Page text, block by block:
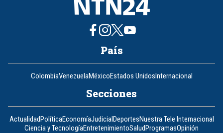
País
ColombiaVenezuelaMéxicoEstados UnidosInternacional
Secciones
ActualidadPolíticaEconomíaJudicialDeportesNuestra Tele Internacional
Ciencia y TecnologíaEntretenimientoSaludProgramasOpinión